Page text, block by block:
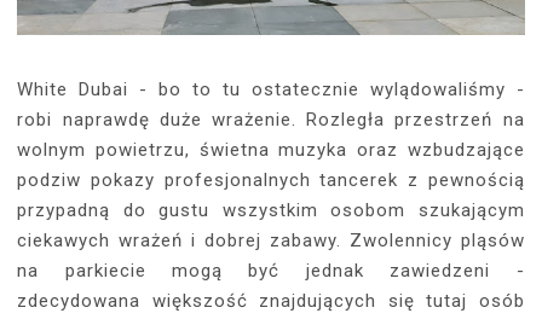
White Dubai - bo to tu ostatecznie wylądowaliśmy -
robi naprawdę duże wrażenie. Rozległa przestrzeń na
wolnym powietrzu, świetna muzyka oraz wzbudzające
podziw pokazy profesjonalnych tancerek z pewnością
przypadną do gustu wszystkim osobom szukającym
ciekawych wrażeń i dobrej zabawy. Zwolennicy pląsów
na parkiecie mogą być jednak zawiedzeni -
zdecydowana większość znajdujących się tutaj osób